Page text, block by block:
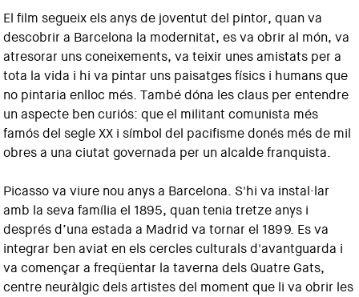
El film segueix els anys de joventut del pintor, quan va
descobrir a Barcelona la modernitat, es va obrir al món, va
atresorar uns coneixements, va teixir unes amistats per a
tota la vida i hi va pintar uns paisatges físics i humans que
no pintaria enlloc més. També dóna les claus per entendre
un aspecte ben curiós: que el militant comunista més
famós del segle XX i símbol del pacifisme donés més de mil
obres a una ciutat governada per un alcalde franquista.
Picasso va viure nou anys a Barcelona. S'hi va instal·lar
amb la seva família el 1895, quan tenia tretze anys i
després d’una estada a Madrid va tornar el 1899. Es va
integrar ben aviat en els cercles culturals d'avantguarda i
va començar a freqüentar la taverna dels Quatre Gats,
centre neuràlgic dels artistes del moment que li va obrir les